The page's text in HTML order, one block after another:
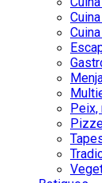
Peix,